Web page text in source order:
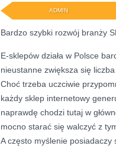
ADMIN
Bardzo szybki rozwój branży
E-sklepów działa w Polsce
nieustanne zwiększa się
Choć trzeba uczciwie
każdy sklep internetowy
naprawdę chodzi tutaj w
mocno starać się walczyć z
A często myślenie posiadaczy